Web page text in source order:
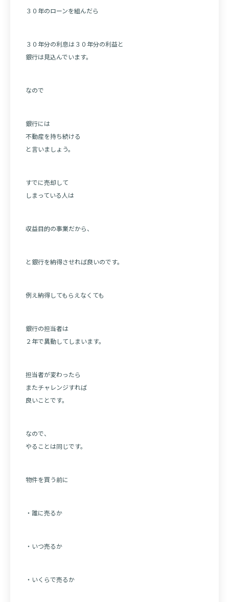
３０年のローンを組んだら
３０年分の利息は３０年分の利益と
銀行は見込んでいます。
なので
銀行には
不動産を持ち続ける
と言いましょう。
すでに売却して
しまっている人は
収益目的の事業だから、
と銀行を納得させれば良いのです。
例え納得してもらえなくても
銀行の担当者は
２年で異動してしまいます。
担当者が変わったら
またチャレンジすれば
良いことです。
なので、
やることは同じです。
物件を買う前に
・誰に売るか
・いつ売るか
・いくらで売るか